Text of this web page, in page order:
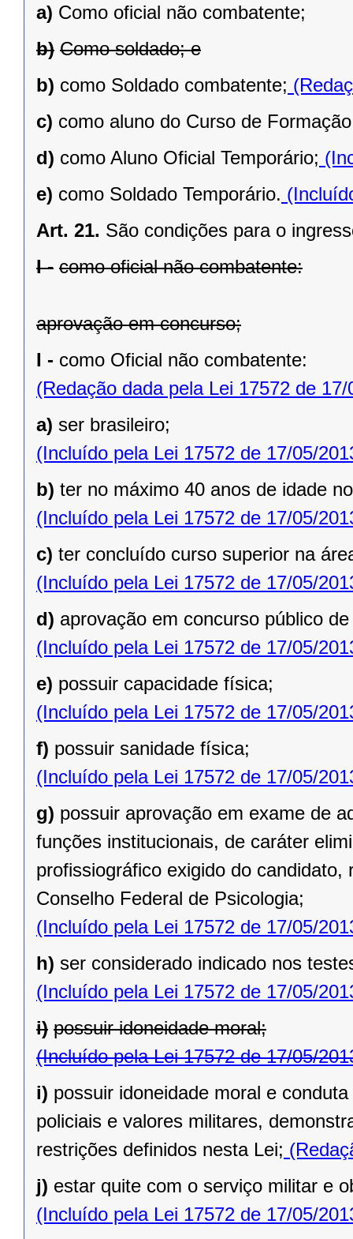
a) Como oficial não combatente;
b) Como soldado; e
b) como Soldado combatente;
c) como aluno do Curso de
d) como Aluno Oficial Temporário;
e) como Soldado Temporário.
Art. 21. São condições para o
I - como oficial não combatente:
aprovação em concurso;
I - como Oficial não combatente:
(Redação dada pela Lei 17572 de 17/
a) ser brasileiro;
(Incluído pela Lei 17572 de 17/05/
b) ter no máximo 40 anos de idade
(Incluído pela Lei 17572 de 17/05/
c) ter concluído curso superior na
(Incluído pela Lei 17572 de 17/05/
d) aprovação em concurso público
(Incluído pela Lei 17572 de 17/05/
e) possuir capacidade física;
(Incluído pela Lei 17572 de 17/05/
f) possuir sanidade física;
(Incluído pela Lei 17572 de 17/05/
g) possuir aprovação em exame de
funções institucionais, de caráter
profissiográfico exigido do
Conselho Federal de Psicologia;
(Incluído pela Lei 17572 de 17/05/
h) ser considerado indicado nos
(Incluído pela Lei 17572 de 17/05/
i) possuir idoneidade moral;
(Incluído pela Lei 17572 de 17/05/
i) possuir idoneidade moral e
policiais e valores militares,
restrições definidos nesta Lei;
j) estar quite com o serviço militar e
(Incluído pela Lei 17572 de 17/05/